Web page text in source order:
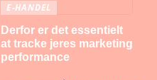
E-HANDEL
Derfor er det essentielt
at tracke jeres marketing
performance